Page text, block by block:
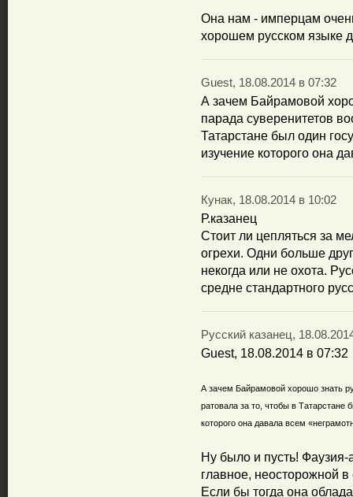
Она нам - имперцам
хорошем русском языке
Guest, 18.08.2014 в 07:32
А зачем Байрамовой
парада суверенитетов
Татарстане был один
изучение которого она
Кунак, 18.08.2014 в 10:02
Р.казанец
Стоит ли цепляться за
огрехи. Одни больше
некогда или не охота.
средне стандартного
Русский казанец,
Guest, 18.08.2014 в 07:32
А зачем Байрамовой хорошо знать
ратовала за то, чтобы в Татарстане
которого она давала всем
Ну было и пусть!
главное, неосторожной
Если бы тогда она